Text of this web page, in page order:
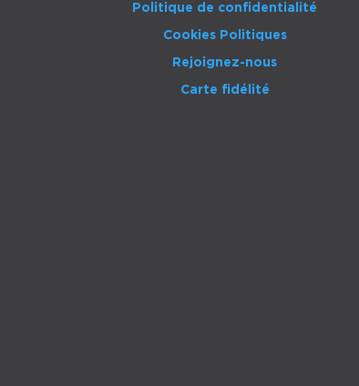
Politique de confidentialité
Cookies Politiques
Rejoignez-nous
Carte fidélité